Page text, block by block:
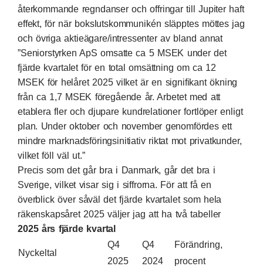
återkommande regndanser och offringar till Jupiter haft
effekt, för när bokslutskommunikén släpptes möttes jag
och övriga aktieägare/intressenter av bland annat
”Seniorstyrken ApS omsatte ca 5 MSEK under det
fjärde kvartalet för en total omsättning om ca 12
MSEK för helåret 2025 vilket är en signifikant ökning
från ca 1,7 MSEK föregående år. Arbetet med att
etablera fler och djupare kundrelationer fortlöper enligt
plan. Under oktober och november genomfördes ett
mindre marknadsföringsinitiativ riktat mot privatkunder,
vilket föll väl ut.”
Precis som det går bra i Danmark, går det bra i
Sverige, vilket visar sig i siffrorna. För att få en
överblick över såväl det fjärde kvartalet som hela
räkenskapsåret 2025 väljer jag att ha två tabeller
2025 års fjärde kvartal
Nyckeltal
Q4
2025
Q4
2024
Förändring,
procent